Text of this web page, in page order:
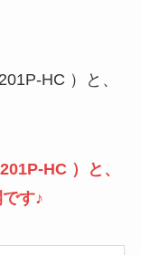
HC ）と、
HC ）と、
す♪